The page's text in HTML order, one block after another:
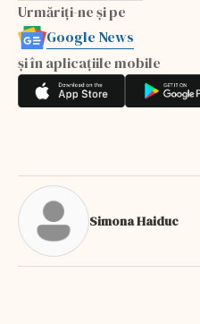
Urmăriți-ne și pe
Google News
și în aplicațiile mobile
Simona Haiduc